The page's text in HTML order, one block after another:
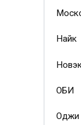
Найк
ОБИ
Оджи